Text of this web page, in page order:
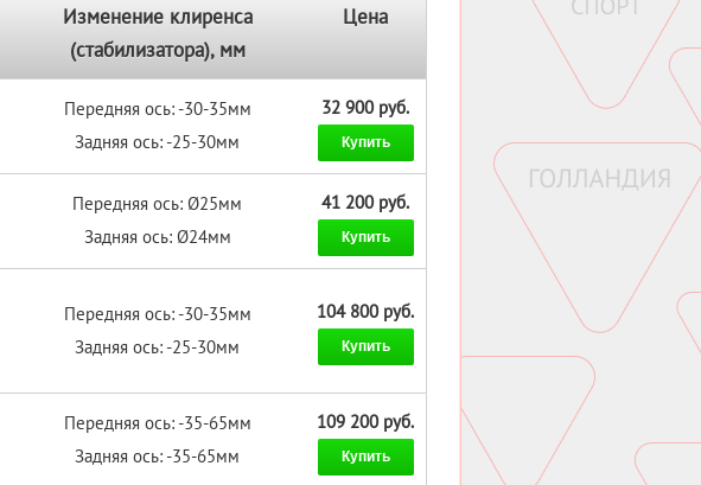
Изменение клиренса
(стабилизатора), мм
Цена
Передняя ось: -30-35мм
Задняя ось: -25-30мм
32 900 руб.
Купить
Передняя ось: Ø25мм
Задняя ось: Ø24мм
41 200 руб.
Купить
Передняя ось: -30-35мм
Задняя ось: -25-30мм
104 800 руб.
Купить
Передняя ось: -35-65мм
Задняя ось: -35-65мм
109 200 руб.
Купить